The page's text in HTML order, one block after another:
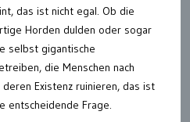
das ist nicht egal. Ob die
Horden dulden oder sogar
selbst gigantische
die Menschen nach
Existenz ruinieren, das ist
entscheidende Frage.